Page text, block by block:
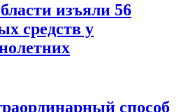
изъяли 56
средств у
способ